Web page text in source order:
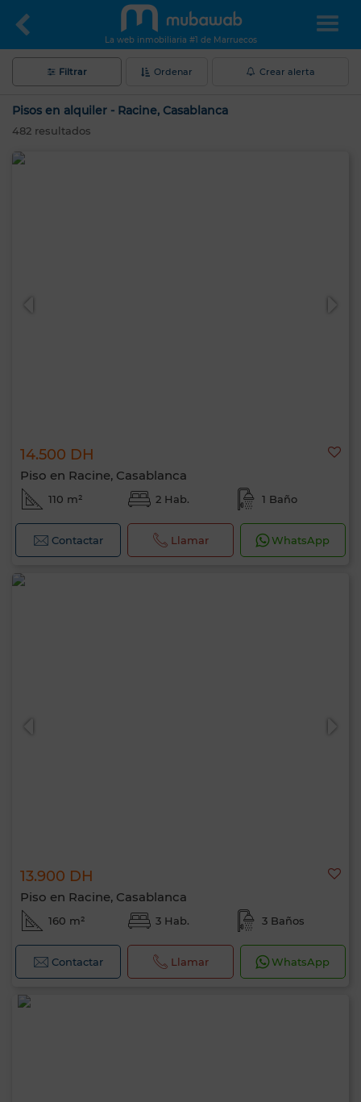
La web inmobiliaria #1 de Marruecos
Filtrar Ordenar Crear alerta
Pisos en alquiler - Racine, Casablanca
482 resultados
14.500 DH
Piso en Racine, Casablanca
110 m² 2 Hab. 1 Baño
Contactar Llamar WhatsApp
13.900 DH
Piso en Racine, Casablanca
160 m² 3 Hab. 3 Baños
Contactar Llamar WhatsApp